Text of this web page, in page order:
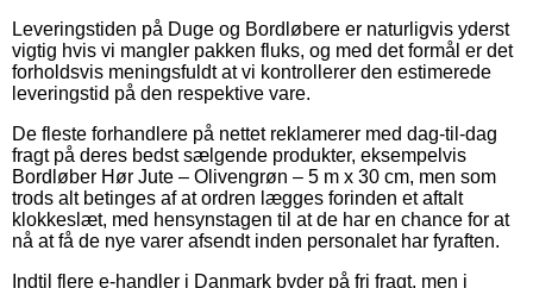
Leveringstiden på Duge og Bordløbere er naturligvis yderst
vigtig hvis vi mangler pakken fluks, og med det formål er det
forholdsvis meningsfuldt at vi kontrollerer den estimerede
leveringstid på den respektive vare.
De fleste forhandlere på nettet reklamerer med dag-til-dag
fragt på deres bedst sælgende produkter, eksempelvis
Bordløber Hør Jute – Olivengrøn – 5 m x 30 cm, men som
trods alt betinges af at ordren lægges forinden et aftalt
klokkeslæt, med hensynstagen til at de har en chance for at
nå at få de nye varer afsendt inden personalet har fyraften.
Indtil flere e-handler i Danmark byder på fri fragt, men i